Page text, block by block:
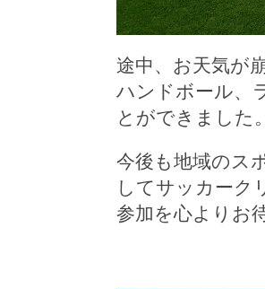
途中、お天気が
ハンドボール、
とができました。
今後も地域のス
してサッカーク
参加を心よりお